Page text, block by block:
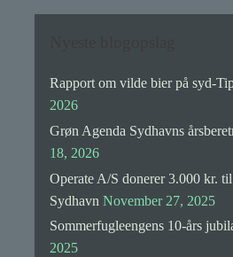
i
Rapport om vilde bier på syd-
2026
Grøn Agenda Sydhavns
18, 2026
Operate A/S donerer 3.000 kr.
Sydhavn November 27, 2025
Sommerfugleengens 10-års
2025